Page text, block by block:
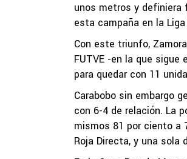
unos metros y definiera
esta campaña en la
Con este triunfo,
FUTVE -en la que
para quedar con 11
Carabobo sin embargo
con 6-4 de relación. La
mismos 81 por ciento a
Roja Directa, y una sola